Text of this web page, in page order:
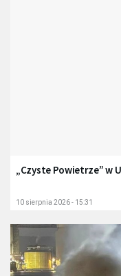
„Czyste Powietrze” w
10 sierpnia 2026 - 15:31